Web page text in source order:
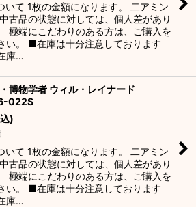
いて 1枚の金額になります。 二アミン
古品の状態に対しては、個人差があり
極端にこだわりのある方は、ご購入を
い。 ■在庫は十分注意しております
庫…
・博物学者 ウィル・レイナード
022S
)
いて 1枚の金額になります。 二アミン
古品の状態に対しては、個人差があり
極端にこだわりのある方は、ご購入を
い。 ■在庫は十分注意しております
庫…